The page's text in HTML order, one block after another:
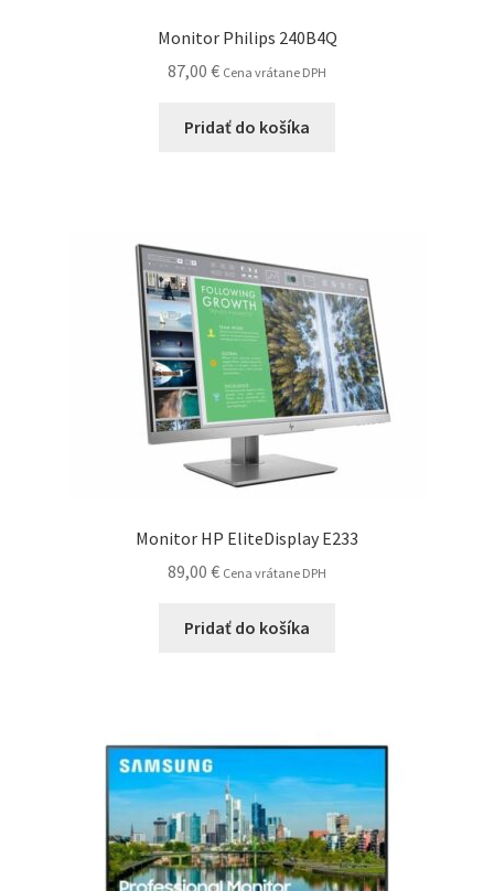
Monitor Philips 240B4Q
87,00 € Cena vrátane DPH
Pridať do košíka
Monitor HP EliteDisplay E233
89,00 € Cena vrátane DPH
Pridať do košíka